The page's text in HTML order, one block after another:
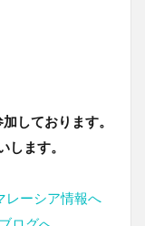
しております。
ます。